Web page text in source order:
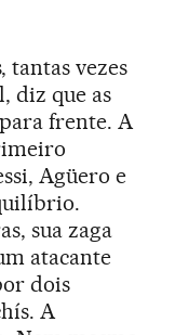
tantas vezes
diz que as
frente. A
Agüero e
sua zaga
atacante
dois
A